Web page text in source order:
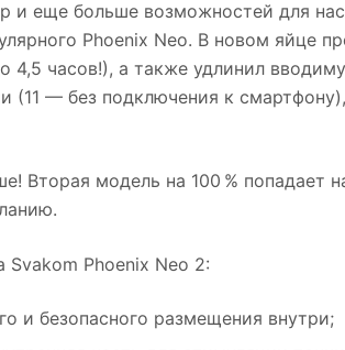
еще больше возможностей для
Phoenix Neo. В новом яйце
часов!), а также удлинил
— без подключения к
Вторая модель на 100 %
Svakom Phoenix Neo 2:
и безопасного размещения внутри;